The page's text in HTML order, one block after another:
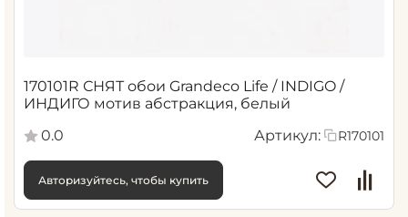
170101R СНЯТ обои Grandeco Life / INDIGO /
ИНДИГО мотив абстракция, белый
0.0
Артикул: R170101
Авторизуйтесь, чтобы купить